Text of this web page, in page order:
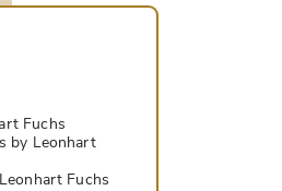
Fuchs
by Leonhart
Fuchs